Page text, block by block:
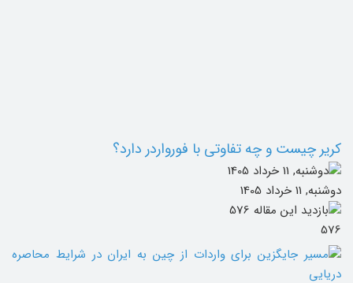
کریر چیست و چه تفاوتی با فورواردر دارد؟
دوشنبه, 11 خرداد 1405
576